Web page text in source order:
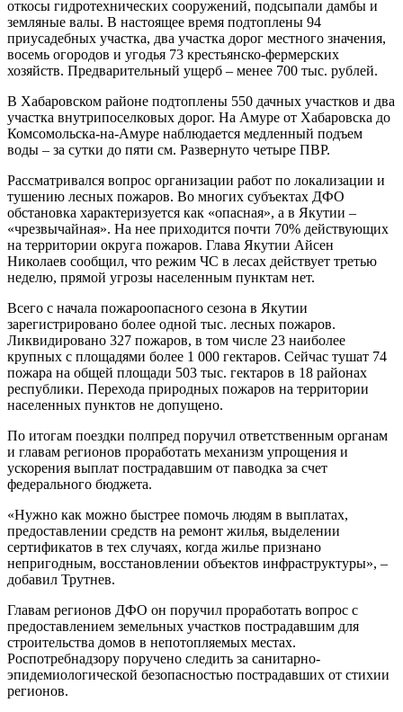
откосы гидротехнических сооружений, подсыпали дамбы и
земляные валы. В настоящее время подтоплены 94
приусадебных участка, два участка дорог местного значения,
восемь огородов и угодья 73 крестьянско-фермерских
хозяйств. Предварительный ущерб – менее 700 тыс. рублей.
В Хабаровском районе подтоплены 550 дачных участков и два
участка внутрипоселковых дорог. На Амуре от Хабаровска до
Комсомольска-на-Амуре наблюдается медленный подъем
воды – за сутки до пяти см. Развернуто четыре ПВР.
Рассматривался вопрос организации работ по локализации и
тушению лесных пожаров. Во многих субъектах ДФО
обстановка характеризуется как «опасная», а в Якутии –
«чрезвычайная». На нее приходится почти 70% действующих
на территории округа пожаров. Глава Якутии Айсен
Николаев сообщил, что режим ЧС в лесах действует третью
неделю, прямой угрозы населенным пунктам нет.
Всего с начала пожароопасного сезона в Якутии
зарегистрировано более одной тыс. лесных пожаров.
Ликвидировано 327 пожаров, в том числе 23 наиболее
крупных с площадями более 1 000 гектаров. Сейчас тушат 74
пожара на общей площади 503 тыс. гектаров в 18 районах
республики. Перехода природных пожаров на территории
населенных пунктов не допущено.
По итогам поездки полпред поручил ответственным органам
и главам регионов проработать механизм упрощения и
ускорения выплат пострадавшим от паводка за счет
федерального бюджета.
«Нужно как можно быстрее помочь людям в выплатах,
предоставлении средств на ремонт жилья, выделении
сертификатов в тех случаях, когда жилье признано
непригодным, восстановлении объектов инфраструктуры», –
добавил Трутнев.
Главам регионов ДФО он поручил проработать вопрос с
предоставлением земельных участков пострадавшим для
строительства домов в непотопляемых местах.
Роспотребнадзору поручено следить за санитарно-
эпидемиологической безопасностью пострадавших от стихии
регионов.